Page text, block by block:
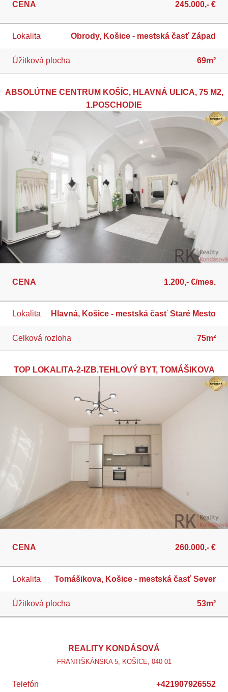
CENA 245.000,- €
Lokalita Obrody, Košice - mestská časť Západ
Úžitková plocha 69m²
ABSOLÚTNE CENTRUM KOŠÍC, HLAVNÁ ULICA, 75 M2,
1.POSCHODIE
CENA 1.200,- €/mes.
Lokalita Hlavná, Košice - mestská časť Staré Mesto
Celková rozloha 75m²
TOP LOKALITA-2-IZB.TEHLOVÝ BYT, TOMÁŠIKOVA
CENA 260.000,- €
Lokalita Tomášikova, Košice - mestská časť Sever
Úžitková plocha 53m²
REALITY KONDÁSOVÁ
FRANTIŠKÁNSKA 5, KOŠICE, 040 01
Telefón +421907926552